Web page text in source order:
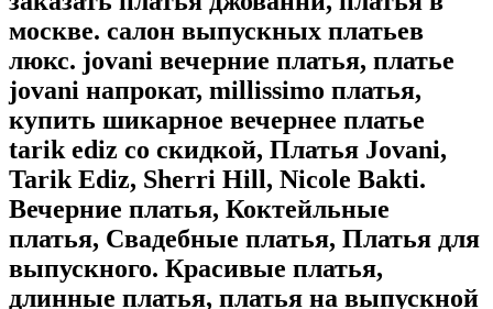
москве. салон выпускных платьев
люкс. jovani вечерние платья, платье
jovani напрокат, millissimo платья,
купить шикарное вечернее платье
tarik ediz со скидкой, Платья Jovani,
Tarik Ediz, Sherri Hill, Nicole Bakti.
Вечерние платья, Коктейльные
платья, Свадебные платья, Платья для
выпускного. Красивые платья,
длинные платья, платья на выпускной